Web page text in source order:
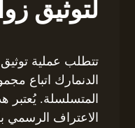
لتوثيق
تتطلب عملية
الدنمارك اتباع
المتسلسلة. يُعتبر
الاعتراف الرسمي